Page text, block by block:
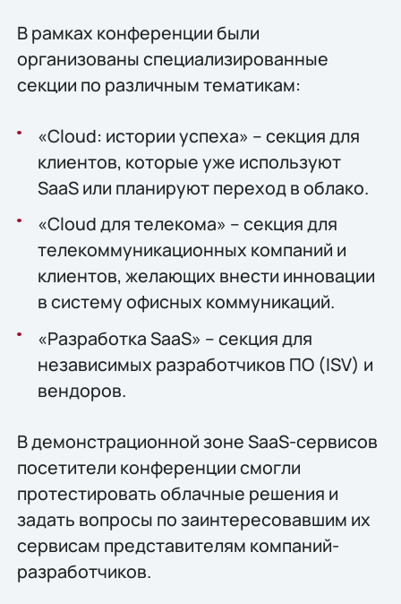
В рамках конференции были
организованы специализированные
секции по различным тематикам:
«Cloud: истории успеха» – секция для
клиентов, которые уже используют
SaaS или планируют переход в облако.
«Cloud для телекома» – секция для
телекоммуникационных компаний и
клиентов, желающих внести инновации
в систему офисных коммуникаций.
«Разработка SaaS» – секция для
независимых разработчиков ПО (ISV) и
вендоров.
В демонстрационной зоне SaaS-сервисов
посетители конференции смогли
протестировать облачные решения и
задать вопросы по заинтересовавшим их
сервисам представителям компаний-
разработчиков.